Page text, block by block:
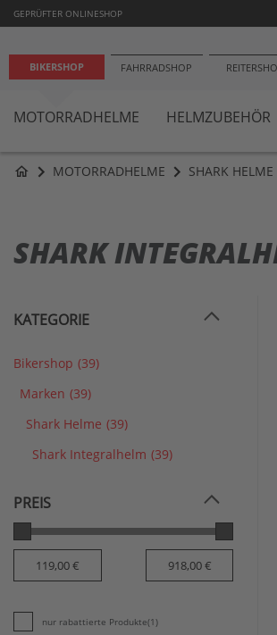
GEPRÜFTER ONLINESHOP
BIKERSHOP FAHRRADSHOP
MOTORRADHELME HELMZUBEHÖR
home MOTORRADHELME SHARK HELME
SHARK
KATEGORIE
Bikershop (39)
Marken (39)
Shark Helme (39)
Shark Integralhelm (39)
PREIS
nur rabattierte Produkte(1)